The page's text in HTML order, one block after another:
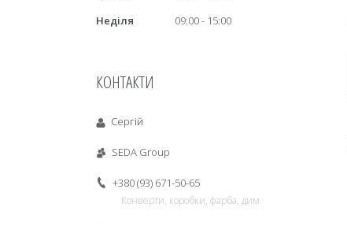
Неділя
09:00 15:00
КОНТАКТИ
Сергій
SEDA Group
+380 (93) 671-50-65
Конверти, коробки, фарба, дим